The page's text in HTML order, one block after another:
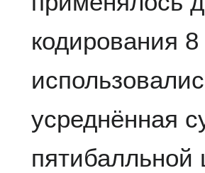
кодирования
усреднённая